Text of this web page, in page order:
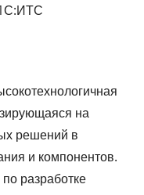
на
решений в
и компонентов.
разработке